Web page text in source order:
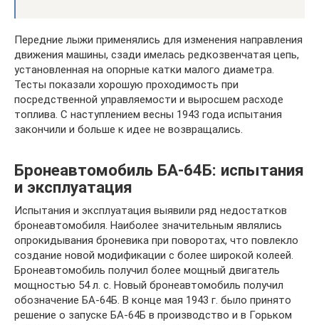
Передние лыжи применялись для изменения направления
движения машины, сзади имелась редкозвенчатая цепь,
установленная на опорные катки малого диаметра.
Тесты показали хорошую проходимость при
посредственной управляемости и выросшем расходе
топлива. С наступлением весны 1943 года испытания
закончили и больше к идее не возвращались.
Бронеавтомобиль БА-64Б: испытания
и эксплуатация
Испытания и эксплуатация выявили ряд недостатков
бронеавтомобиля. Наиболее значительным являлись
опрокидывания броневика при поворотах, что повлекло
создание новой модификации с более широкой колеей.
Бронеавтомобиль получил более мощный двигатель
мощностью 54 л. с. Новый бронеавтомобиль получил
обозначение БА-64Б. В конце мая 1943 г. было принято
решение о запуске БА-64Б в производство и в Горьком